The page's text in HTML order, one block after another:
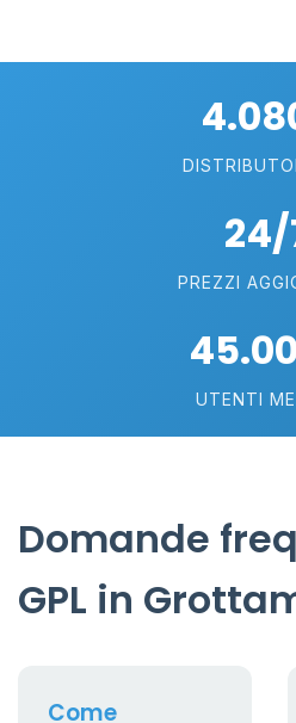
24/
PREZZI
UTENTI
Domande
GPL in
Come